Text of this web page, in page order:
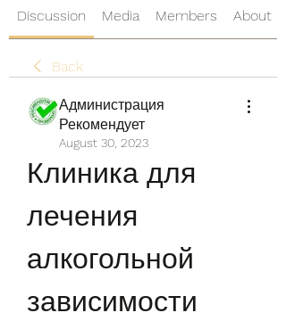
Discussion Media Members About
Back
Администрация
Рекомендует
August 30, 2023
Клиника для
лечения
алкогольной
зависимости